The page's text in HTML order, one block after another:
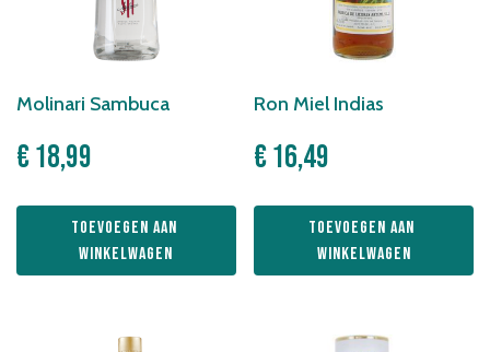
Molinari Sambuca
€18,99
Toevoegen aan
winkelwagen
Ron Miel Indias
€16,49
Toevoegen aan
winkelwagen